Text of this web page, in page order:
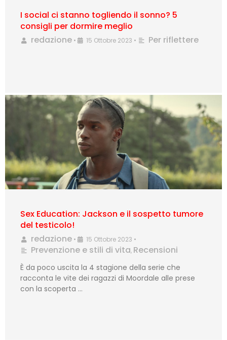
I social ci stanno togliendo il sonno? 5
consigli per dormire meglio
redazione • 15 Ottobre 2023 • Per riflettere
Sex Education: Jackson e il sospetto tumore
del testicolo!
redazione • 15 Ottobre 2023 •
Prevenzione e stili di vita, Recensioni
È da poco uscita la 4 stagione della serie che
racconta le vite dei ragazzi di Moordale alle prese
con la scoperta …